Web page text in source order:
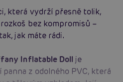
která vydrží přesně tolik,
bez kompromisů –
jak máte rádi.
Inflatable Doll je
z odolného PVC, která